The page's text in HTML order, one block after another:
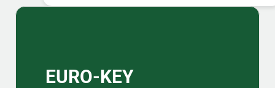
Sidebar
EURO-KEY